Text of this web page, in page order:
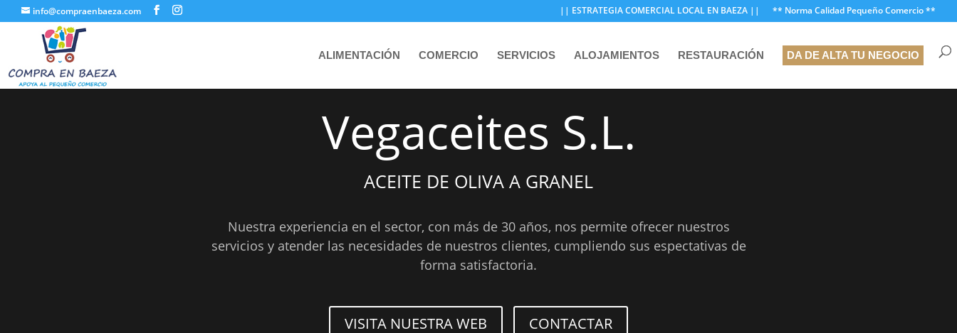
info@compraenbaeza.com || ESTRATEGIA COMERCIAL LOCAL EN BAEZA || ** Norma Calidad Pequeño Comercio **
ALIMENTACIÓN COMERCIO SERVICIOS ALOJAMIENTOS RESTAURACIÓN DA DE ALTA TU NEGOCIO
Vegaceites S.L.
ACEITE DE OLIVA A GRANEL
Nuestra experiencia en el sector, con más de 30 años, nos permite ofrecer nuestros
servicios y atender las necesidades de nuestros clientes, cumpliendo sus espectativas de
forma satisfactoria.
VISITA NUESTRA WEB CONTACTAR